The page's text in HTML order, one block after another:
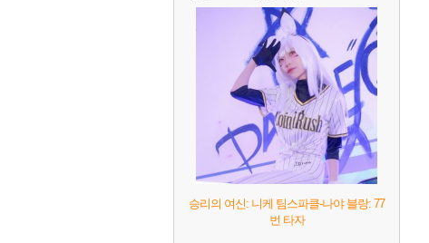
승리의 여신: 니케 팀스파클-나야 블랑: 77
번 타자